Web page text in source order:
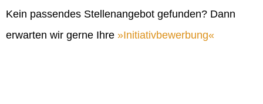
Kein passendes Stellenangebot gefunden? Dann
erwarten wir gerne Ihre
Initiativbewerbung